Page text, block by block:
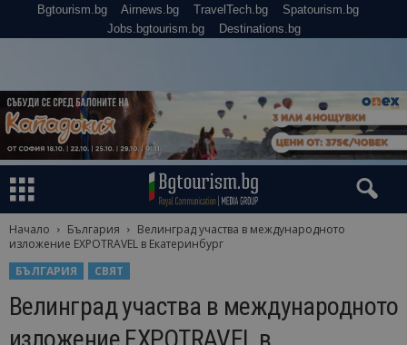
Bgtourism.bg Airnews.bg TravelTech.bg
Spatourism.bg
Jobs.bgtourism.bg
Destinations.bg
Начало България
Велинград участва в международното
изложение EXPOTRAVEL в Екатеринбург
БЪЛГАРИЯ
СВЯТ
Велинград участва в международното